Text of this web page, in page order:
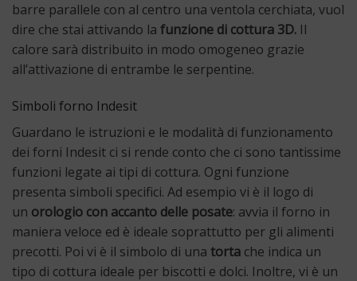
barre parallele con al centro una ventola cerchiata, vuol
dire che stai attivando la funzione di cottura 3D. Il
calore sarà distribuito in modo omogeneo grazie
all’attivazione di entrambe le serpentine.
Simboli forno Indesit
Guardano le istruzioni e le modalità di funzionamento
dei forni Indesit ci si rende conto che ci sono tantissime
funzioni legate ai tipi di cottura. Ogni funzione
presenta simboli specifici. Ad esempio vi è il logo di
un orologio con accanto delle posate: avvia il forno in
maniera veloce ed è ideale soprattutto per gli alimenti
precotti. Poi vi è il simbolo di una torta che indica un
tipo di cottura ideale per biscotti e dolci. Inoltre, vi è un